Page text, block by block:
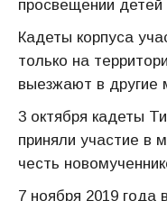
просвещении детей
Кадеты корпуса
только на
выезжают в другие
3 октября кадеты
приняли участие в
честь
7 ноября 2019